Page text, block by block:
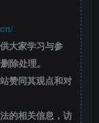
大家学习与参
除处理。
赞同其观点和对
的相关信息，访